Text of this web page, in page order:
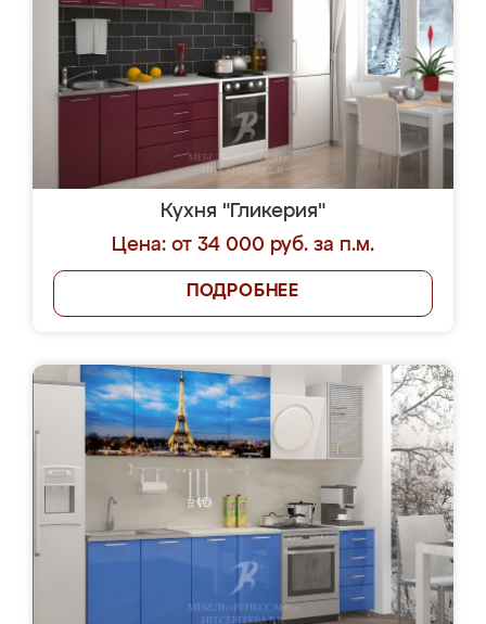
Кухня "Гликерия"
Цена: от 34 000 руб. за п.м.
ПОДРОБНЕЕ